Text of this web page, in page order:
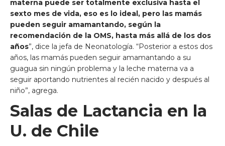
materna puede ser totalmente exclusiva hasta el
sexto mes de vida, eso es lo ideal, pero las mamás
pueden seguir amamantando, según la
recomendación de la OMS, hasta más allá de los dos
años”, dice la jefa de Neonatología. “Posterior a estos dos
años, las mamás pueden seguir amamantando a su
guagua sin ningún problema y la leche materna va a
seguir aportando nutrientes al recién nacido y después al
niño”, agrega.
Salas de Lactancia en la
U. de Chile